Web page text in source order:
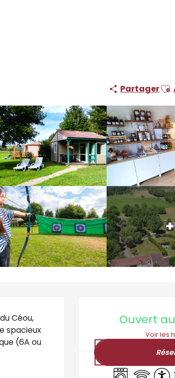
Partager
Ouvert
Voir les
Lave linge
WiFi
Céou,
spacieux
(6A ou